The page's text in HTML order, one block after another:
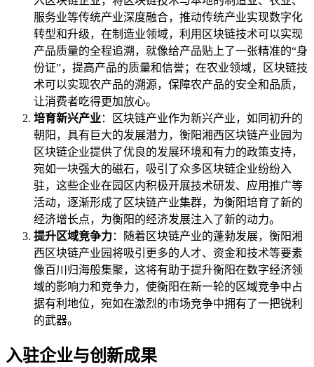
服务业等传统产业深度融合，推动传统产业实现数字化
转型和升级，在制造业领域，利用区块链技术可以实现
产品质量的全程追溯，就像给产品贴上了一张精准的“身
份证”，提高产品的质量和信誉；在农业领域，区块链技
术可以实现农产品的溯源，保障农产品的安全和品质，
让消费者吃得更加放心。
培育新兴产业：区块链产业作为新兴产业，如同初升的
朝阳，具有巨大的发展潜力，衡阳湘西区块链产业园为
区块链企业提供了优良的发展环境和有力的政策支持，
宛如一块强大的磁石，吸引了众多区块链企业纷纷入
驻，这些企业在园区内积极开展技术研发、应用推广等
活动，逐渐形成了区块链产业集群，为衡阳培育了新的
经济增长点，为衡阳的经济发展注入了新的动力。
提升区域竞争力：随着区块链产业的蓬勃发展，衡阳湘
西区块链产业园将吸引更多的人才、资金和技术等要素
像百川归海般集聚，这将有助于提升衡阳在数字经济领
域的影响力和竞争力，使衡阳在新一轮的区域竞争中占
据有利地位，宛如在激烈的市场竞争中拥有了一把锐利
的武器。
入驻企业与创新成果